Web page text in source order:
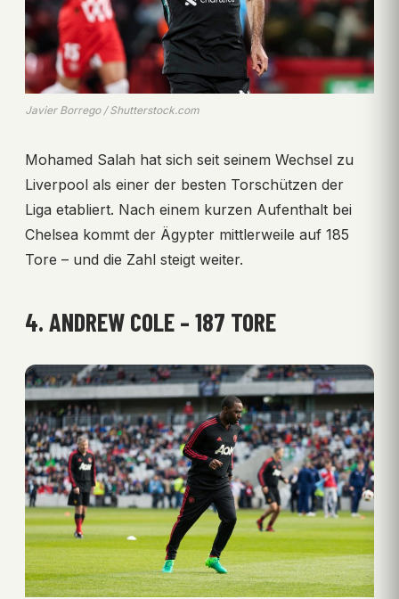
Javier Borrego / Shutterstock.com
Mohamed Salah hat sich seit seinem Wechsel zu
Liverpool als einer der besten Torschützen der
Liga etabliert. Nach einem kurzen Aufenthalt bei
Chelsea kommt der Ägypter mittlerweile auf 185
Tore – und die Zahl steigt weiter.
4. ANDREW COLE – 187 TORE